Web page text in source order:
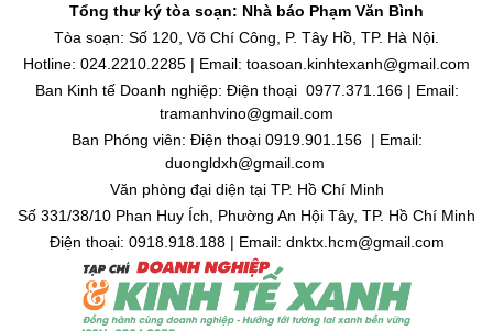
Tổng thư ký tòa soạn: Nhà báo Phạm Văn Bình
Tòa soạn: Số 120, Võ Chí Công, P. Tây Hồ, TP. Hà Nội.
Hotline: 024.2210.2285 | Email: toasoan.kinhtexanh@gmail.com
Ban Kinh tế Doanh nghiệp: Điện thoại 0977.371.166 | Email:
tramanhvino@gmail.com
Ban Phóng viên: Điện thoại 0919.901.156 | Email:
duongldxh@gmail.com
Văn phòng đại diện tại TP. Hồ Chí Minh
Số 331/38/10 Phan Huy Ích, Phường An Hội Tây, TP. Hồ Chí Minh
Điện thoại: 0918.918.188 | Email: dnktx.hcm@gmail.com